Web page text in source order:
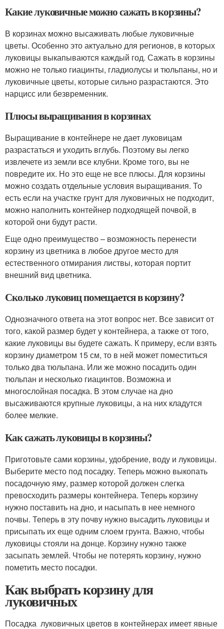
Какие луковичные можно сажать в корзины?
В корзинах можно высаживать любые луковичные
цветы. Особенно это актуально для регионов, в которых
луковицы выкапываются каждый год. Сажать в корзины
можно не только гиацинты, гладиолусы и тюльпаны, но и
луковичные цветы, которые сильно разрастаются. Это
нарцисс или безвременник.
Плюсы выращивания в корзинах
Выращивание в контейнере не дает луковицам
разрастаться и уходить вглубь. Поэтому вы легко
извлечете из земли все клубни. Кроме того, вы не
повредите их. Но это еще не все плюсы. Для корзины
можно создать отдельные условия выращивания. То
есть если на участке грунт для луковичных не подходит,
можно наполнить контейнер подходящей почвой, в
которой они будут расти.
Еще одно преимущество – возможность перенести
корзину из цветника в любое другое место для
естественного отмирания листвы, которая портит
внешний вид цветника.
Сколько луковиц помещается в корзину?
Однозначного ответа на этот вопрос нет. Все зависит от
того, какой размер будет у контейнера, а также от того,
какие луковицы вы будете сажать. К примеру, если взять
корзину диаметром 15 см, то в ней может поместиться
только два тюльпана. Или же можно посадить один
тюльпан и несколько гиацинтов. Возможна и
многослойная посадка. В этом случае на дно
высаживаются крупные луковицы, а на них кладутся
более мелкие.
Как сажать луковицы в корзины?
Приготовьте сами корзины, удобрение, воду и луковицы.
Выберите место под посадку. Теперь можно выкопать
посадочную яму, размер которой должен слегка
превосходить размеры контейнера. Теперь корзину
нужно поставить на дно, и насыпать в нее немного
почвы. Теперь в эту почву нужно высадить луковицы и
присыпать их еще одним слоем грунта. Важно, чтобы
луковицы стояли на донце. Корзину нужно также
засыпать землей. Чтобы не потерять корзину, нужно
пометить место посадки.
Как выбрать корзину для
луковичных
Посадка луковичных цветов в контейнерах имеет явные